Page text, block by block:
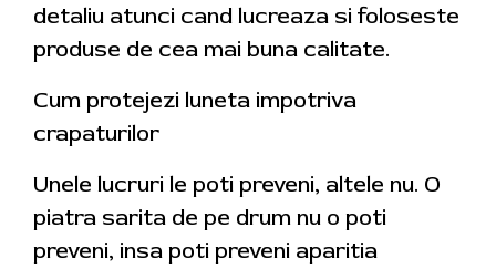
detaliu atunci cand lucreaza si foloseste
produse de cea mai buna calitate.
Cum protejezi luneta impotriva
crapaturilor
Unele lucruri le poti preveni, altele nu. O
piatra sarita de pe drum nu o poti
preveni, insa poti preveni aparitia